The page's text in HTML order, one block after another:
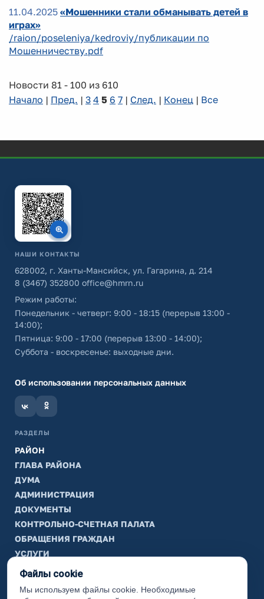
11.04.2025 «Мошенники стали обманывать детей в
играх»
/raion/poseleniya/kedroviy/публикации по
Мошенничеству.pdf
Новости 81 - 100 из 610
Начало | Пред. | 3 4 5 6 7 | След. | Конец | Все
НАШИ КОНТАКТЫ
628002, г. Ханты-Мансийск, ул. Гагарина, д. 214
8 (3467) 352800 office@hmrn.ru
Режим работы:
Понедельник - четверг: 9:00 - 18:15 (перерыв 13:00 -
14:00);
Пятница: 9:00 - 17:00 (перерыв 13:00 - 14:00);
Суббота - воскресенье: выходные дни.
Об использовании персональных данных
РАЗДЕЛЫ
РАЙОН
ГЛАВА РАЙОНА
ДУМА
АДМИНИСТРАЦИЯ
ДОКУМЕНТЫ
КОНТРОЛЬНО-СЧЕТНАЯ ПАЛАТА
ОБРАЩЕНИЯ ГРАЖДАН
УСЛУГИ
ТИК
ИНФОРМАЦИЯ
Файлы cookie
Мы используем файлы cookie. Необходимые